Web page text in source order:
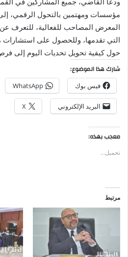
مؤسسات ومهتمين بالتحول الرقمي،
المعرض المصاحب للفعالية، للتعرف
التي تقدمها، وللحصول على استشارات
حول كيفية تحويل تحديات اليوم إلى
شارك هذا الموضوع:
فيس بوك WhatsApp
البريد الإلكتروني X
معجب بهذه:
تحميل...
مرتبط